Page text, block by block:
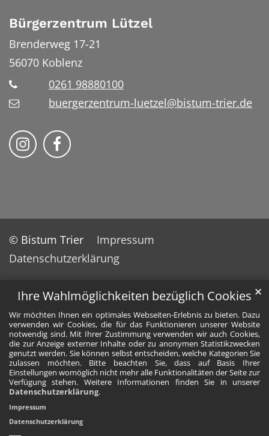
Ihre Wahlmöglichkeiten bezüglich Cookies
Wir möchten Ihnen ein optimales Webseiten-Erlebnis zu bieten. Dazu
verwenden wir Cookies, die für das Funktionieren unserer Website
notwendig sind. Mit Ihrer Zustimmung verwenden wir auch Cookies,
die zur Anzeige externer Inhalte oder zu anonymen Statistikzwecken
genutzt werden. Sie können selbst entscheiden, welche Kategorien Sie
zulassen möchten. Bitte beachten Sie, dass auf Basis Ihrer
Einstellungen womöglich nicht mehr alle Funktionalitäten der Seite zur
Verfügung stehen. Weitere Informationen finden Sie in unserer
Datenschutzerklärung.
✕
Impressum
Datenschutzerklärung
Bürgerzentrum Lützel
Brenderweg 17-21
56070 Koblenz
0261 98880100
buergerzentrum-luetzel@bistum-trier.de
Folge uns auf Instragram
Folge uns auf Facebook
© Bistum Trier
Impressum
Datenschutzerklärung